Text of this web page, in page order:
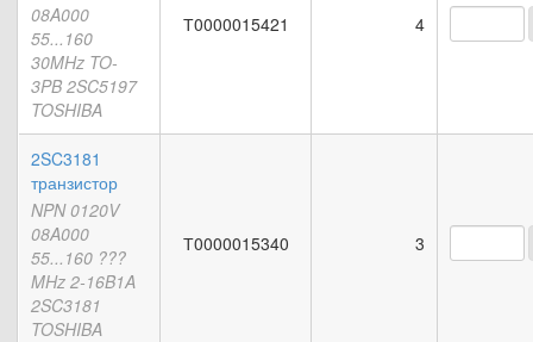
08A000
55...160
30MHz TO-
3PB 2SC5197
TOSHIBA
Т0000015421 4
2SC3181
транзистор
NPN 0120V
08A000
55...160 ???
MHz 2-16B1A
2SC3181
TOSHIBA
Т0000015340 3